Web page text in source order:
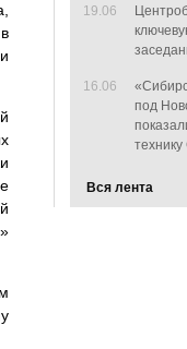
19.06
16.06
под
Вся лента